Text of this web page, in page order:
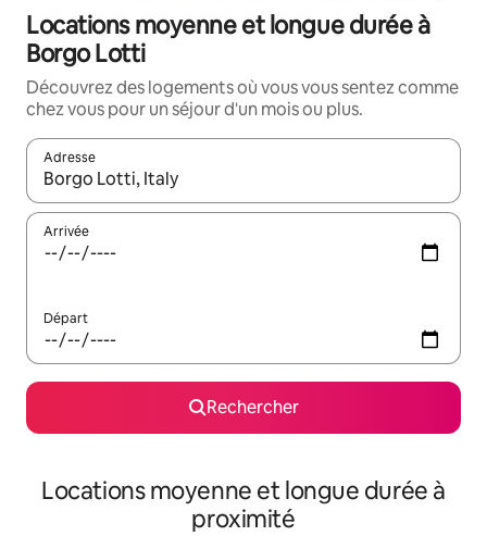
Locations moyenne et longue durée à
Borgo Lotti
Découvrez des logements où vous vous sentez comme
chez vous pour un séjour d'un mois ou plus.
Adresse
Lorsque les résultats s'affichent, utilisez les flèches vers le
Arrivée
Départ
Rechercher
Locations moyenne et longue durée à
proximité